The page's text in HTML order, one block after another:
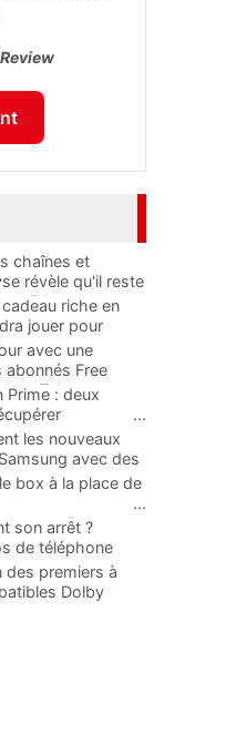
chaînes et
révèle qu'il reste
riche en
jouer pour
avec une
abonnés Free
Telecom
Prime : deux
...
les nouveaux
avec des
...
box à la place de
...
son arrêt ?
de téléphone
des premiers à
Dolby